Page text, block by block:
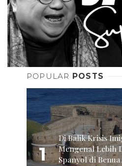
POPULAR POSTS
1
Di Balik Krisis
Mengenal Lebih
Spanyol di